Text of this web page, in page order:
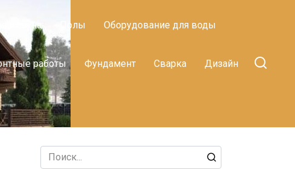
и сауна Полы Оборудование для воды
работы Фундамент Сварка Дизайн
Search
for: